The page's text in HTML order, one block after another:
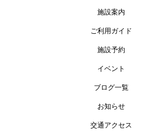
施設案内
ご利用ガイド
施設予約
イベント
ブログ一覧
お知らせ
交通アクセス